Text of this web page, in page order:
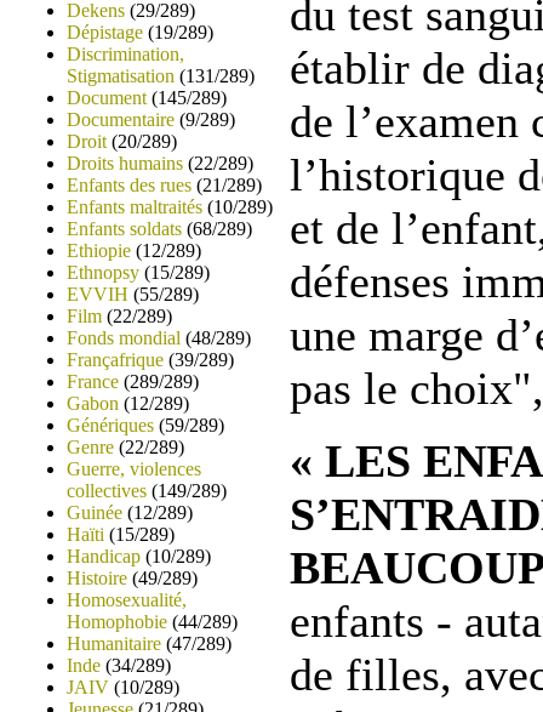
Dekens (29/289)
Dépistage (19/289)
Discrimination,
Stigmatisation (131/289)
Document (145/289)
Documentaire (9/289)
Droit (20/289)
Droits humains (22/289)
Enfants des rues (21/289)
Enfants maltraités (10/289)
Enfants soldats (68/289)
Ethiopie (12/289)
Ethnopsy (15/289)
EVVIH (55/289)
Film (22/289)
Fonds mondial (48/289)
Françafrique (39/289)
France (289/289)
Gabon (12/289)
Génériques (59/289)
Genre (22/289)
Guerre, violences
collectives (149/289)
Guinée (12/289)
Haïti (15/289)
Handicap (10/289)
Histoire (49/289)
Homosexualité,
Homophobie (44/289)
Humanitaire (47/289)
Inde (34/289)
JAIV (10/289)
du test
établir de
de l’examen
l’historique
et de
défenses
une marge
pas le
« LES
enfants -
de filles,